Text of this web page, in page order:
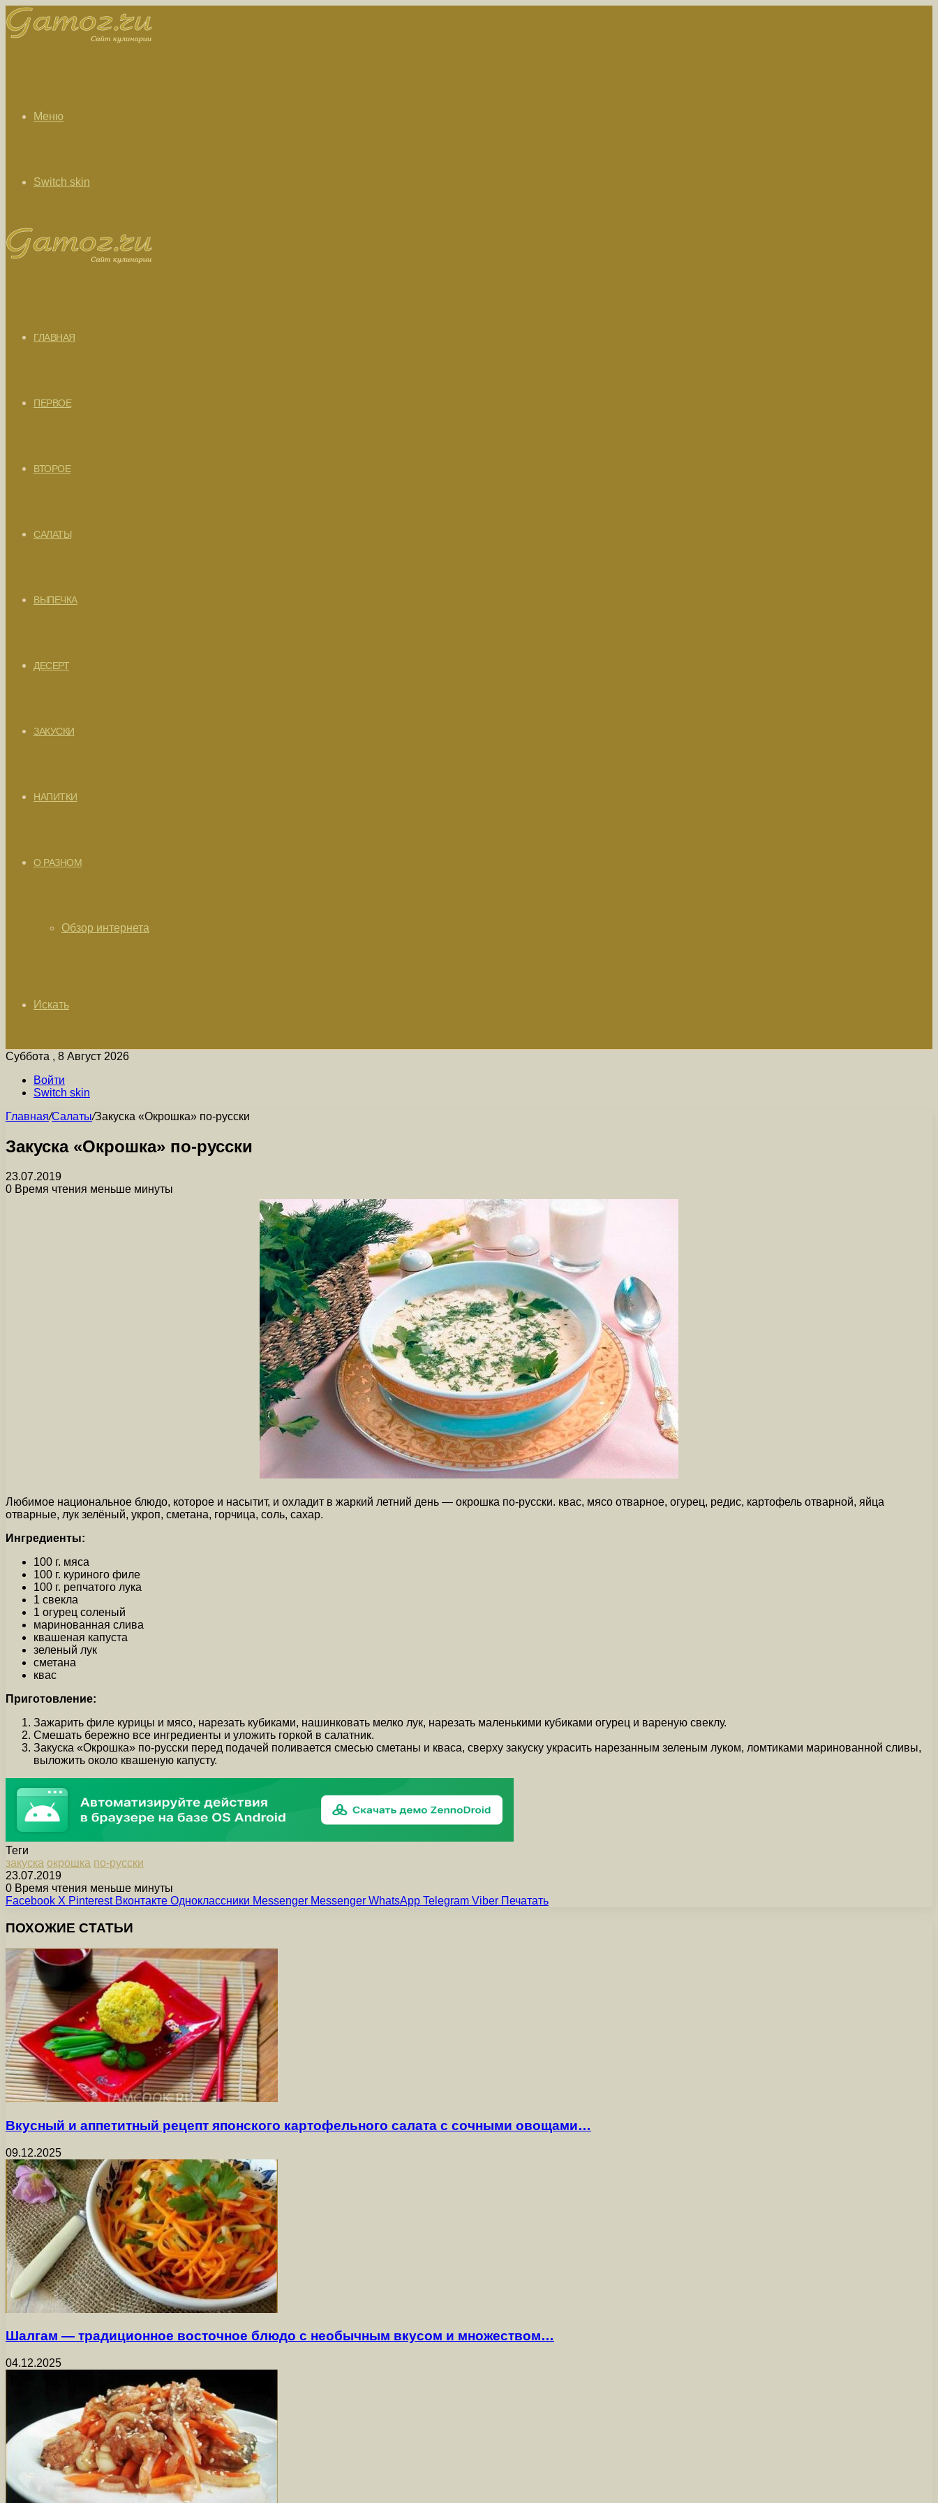
Меню
Switch skin
ГЛАВНАЯ
ПЕРВОЕ
ВТОРОЕ
САЛАТЫ
ВЫПЕЧКА
ДЕСЕРТ
ЗАКУСКИ
НАПИТКИ
О РАЗНОМ
Обзор интернета
Искать
Суббота , 8 Август 2026
Войти
Switch skin
Главная/Салаты/Закуска «Окрошка» по-русски
Закуска «Окрошка» по-русски
23.07.2019
0 Время чтения меньше минуты
Любимое национальное блюдо, которое и насытит, и охладит в жаркий летний день — окрошка по-русски. квас, мясо отварное, огурец, редис, картофель отварной, яйца
отварные, лук зелёный, укроп, сметана, горчица, соль, сахар.
Ингредиенты:
100 г. мяса
100 г. куриного филе
100 г. репчатого лука
1 свекла
1 огурец соленый
маринованная слива
квашеная капуста
зеленый лук
сметана
квас
Приготовление:
Зажарить филе курицы и мясо, нарезать кубиками, нашинковать мелко лук, нарезать маленькими кубиками огурец и вареную свеклу.
Смешать бережно все ингредиенты и уложить горкой в салатник.
Закуска «Окрошка» по-русски перед подачей поливается смесью сметаны и кваса, сверху закуску украсить нарезанным зеленым луком, ломтиками маринованной сливы,
выложить около квашеную капусту.
Теги
закуска окрошка по-русски
23.07.2019
0 Время чтения меньше минуты
Facebook X Pinterest Вконтакте Одноклассники Messenger Messenger WhatsApp Telegram Viber Печатать
ПОХОЖИЕ СТАТЬИ
Вкусный и аппетитный рецепт японского картофельного салата с сочными овощами…
09.12.2025
Шалгам — традиционное восточное блюдо с необычным вкусом и множеством…
04.12.2025